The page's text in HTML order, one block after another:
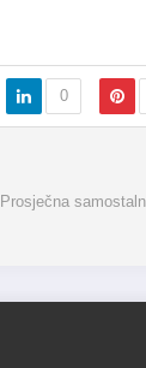
0
Prosječna